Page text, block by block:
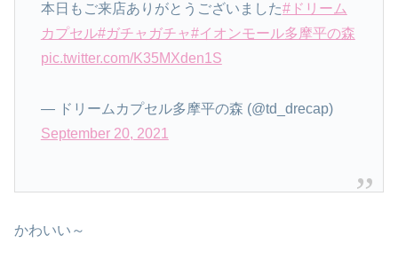
本日もご来店ありがとうございました#ドリーム
カプセル#ガチャガチャ#イオンモール多摩平の森
pic.twitter.com/K35MXden1S
— ドリームカプセル多摩平の森 (@td_drecap)
September 20, 2021
かわいい～